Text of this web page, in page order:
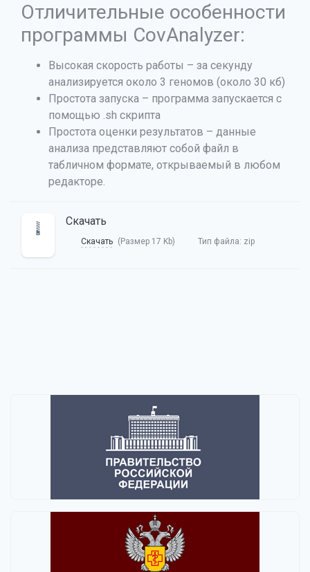
Отличительные особенности
программы CovAnalyzer:
Высокая скорость работы – за секунду
анализируется около 3 геномов (около 30 кб)
Простота запуска – программа запускается с
помощью .sh скрипта
Простота оценки результатов – данные
анализа представляют собой файл в
табличном формате, открываемый в любом
редакторе.
Скачать
Скачать (Размер 17 Kb) Тип файла: zip